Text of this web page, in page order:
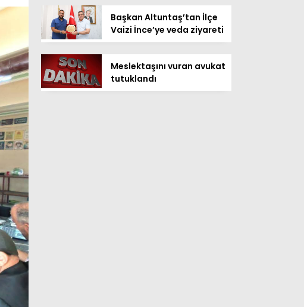
Başkan Altuntaş’tan İlçe
Vaizi İnce’ye veda ziyareti
Meslektaşını vuran avukat
tutuklandı